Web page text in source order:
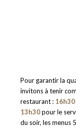
Pour garantir la
invitons à tenir
restaurant : 16h30
13h30pour le
du soir, les menus